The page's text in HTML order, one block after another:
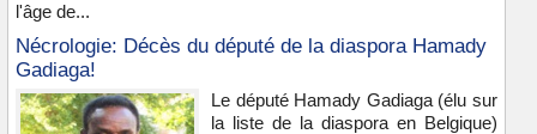
l'âge de...
Nécrologie: Décès du député de la diaspora Hamady
Gadiaga!
Le député Hamady Gadiaga (élu sur
la liste de la diaspora en Belgique)